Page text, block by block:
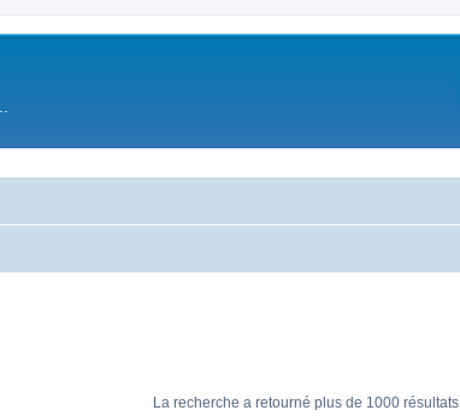
La recherche a retourné plus de 1000 résultats